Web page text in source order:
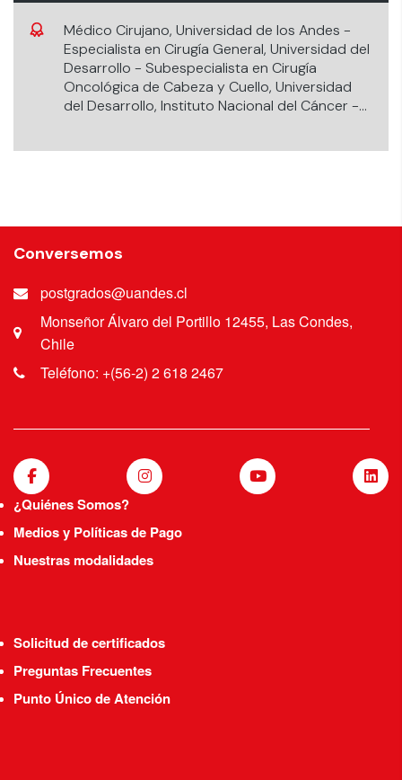
Médico Cirujano, Universidad de los Andes -
Especialista en Cirugía General, Universidad del
Desarrollo - Subespecialista en Cirugía
Oncológica de Cabeza y Cuello, Universidad
del Desarrollo, Instituto Nacional del Cáncer -
Conversemos
postgrados@uandes.cl
Monseñor Álvaro del Portillo 12455, Las Condes,
Chile
Teléfono: +(56-2) 2 618 2467
¿Quiénes Somos?
Medios y Políticas de Pago
Nuestras modalidades
Solicitud de certificados
Preguntas Frecuentes
Punto Único de Atención